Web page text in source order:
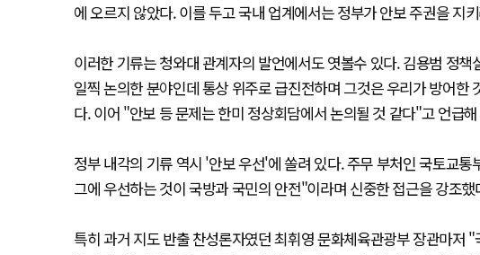
에 오르지 않았다. 이를 두고 국내 업계에서는 정부가 안보 주권을 지
이러한 기류는 청와대 관계자의 발언에서도 엿볼수 있다. 김용범 정
일찍 논의한 분야인데 통상 위주로 급진전하며 그것은 우리가 방어
다. 이어 "안보 등 문제는 한미 정상회담에서 논의될 것 같다"고 언급
정부 내각의 기류 역시 '안보 우선'에 쏠려 있다. 주무 부처인 국토교
그에 우선하는 것이 국방과 국민의 안전"이라며 신중한 접근을 강조했
특히 과거 지도 반출 찬성론자였던 최휘영 문화체육관광부 장관마저